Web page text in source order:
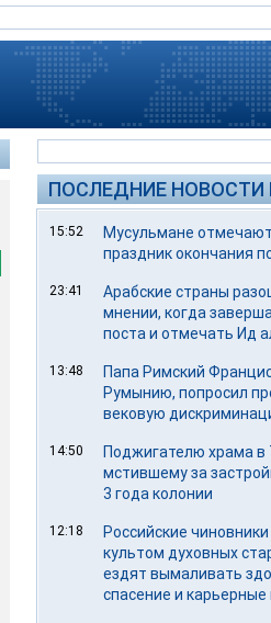
ПОСЛЕДНИЕ НОВОСТИ
15:52
Мусульмане
праздник окончания
23:41
Арабские страны
мнении, когда
поста и отмечать Ид
13:48
Папа Римский
Румынию, попросил
вековую
14:50
Поджигателю храма в
мстившему за
3 года колонии
12:18
Российские
культом духовных
ездят вымаливать
спасение и карьерные